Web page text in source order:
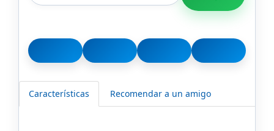
Características Recomendar a un amigo